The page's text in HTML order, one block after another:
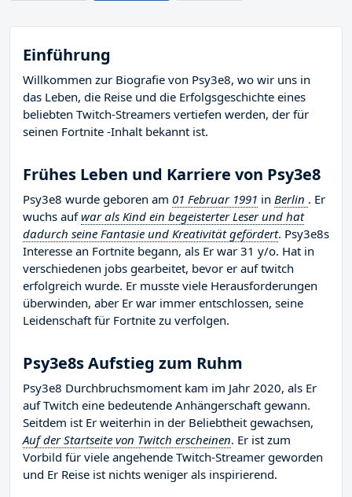
Einführung
Willkommen zur Biografie von Psy3e8, wo wir uns in
das Leben, die Reise und die Erfolgsgeschichte eines
beliebten Twitch-Streamers vertiefen werden, der für
seinen Fortnite -Inhalt bekannt ist.
Frühes Leben und Karriere von Psy3e8
Psy3e8 wurde geboren am 01 Februar 1991 in Berlin . Er
wuchs aufwar als Kind ein begeisterter Leser und hat
dadurch seine Fantasie und Kreativität gefördert. Psy3e8s
Interesse an Fortnite begann, als Er war 31 y/o. Hat in
verschiedenen jobs gearbeitet, bevor er auf twitch
erfolgreich wurde. Er musste viele Herausforderungen
überwinden, aber Er war immer entschlossen, seine
Leidenschaft für Fortnite zu verfolgen.
Psy3e8s Aufstieg zum Ruhm
Psy3e8 Durchbruchsmoment kam im Jahr 2020, als Er
auf Twitch eine bedeutende Anhängerschaft gewann.
Seitdem ist Er weiterhin in der Beliebtheit gewachsen,
Auf der Startseite von Twitch erscheinen. Er ist zum
Vorbild für viele angehende Twitch-Streamer geworden
und Er Reise ist nichts weniger als inspirierend.